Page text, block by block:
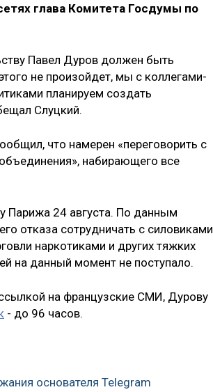
глава Комитета Госдумы по
Павел Дуров должен быть
не произойдет, мы с коллегами-
планируем создать
Слуцкий.
что намерен «переговорить с
набирающего все
Парижа 24 августа. По данным
отказа сотрудничать с силовиками
наркотиками и других тяжких
на данный момент не поступало.
на французские СМИ, Дурову
- до 96 часов.
основателя Telegram